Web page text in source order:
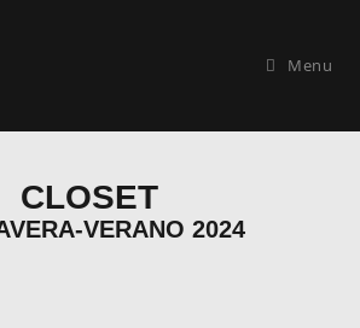
Menu
CLOSET
VERANO 2024